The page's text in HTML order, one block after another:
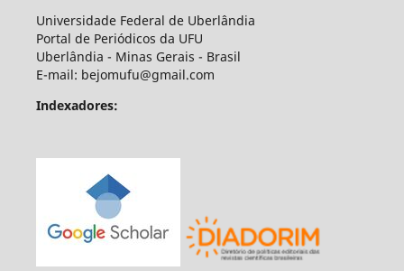
Universidade Federal de Uberlândia
Portal de Periódicos da UFU
Uberlândia - Minas Gerais - Brasil
E-mail: bejomufu@gmail.com
Indexadores: